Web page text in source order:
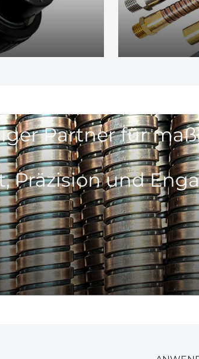
Partner für
Präzision und